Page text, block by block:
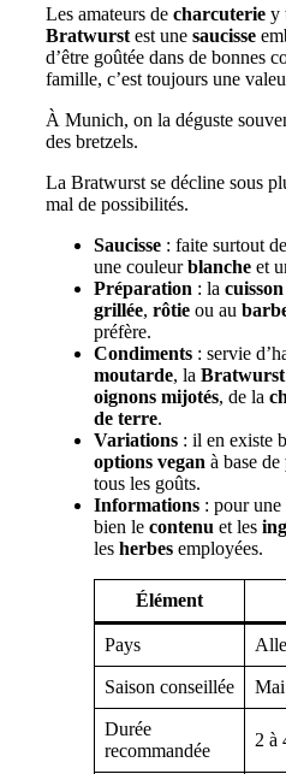
Les amateurs de charcuterie y
Bratwurstest une saucisse
d’être goûtée dans de bonnes
famille, c’est toujours une
À Munich, on la déguste
des bretzels.
La Bratwurst se décline sous
mal de possibilités.
Saucisse : faite surtout de
une couleurblanche et
Préparation : la cuisson
grillée, rôtie ou au
préfère.
Condiments : servie
moutarde, la Bratwurst
oignons mijotés, de la
de terre.
Variations : il en existe
options vegan à base de
tous les goûts.
Informations : pour une
bien le contenu et les
les herbes employées.
Élément
Pays
Saison conseillée Mai
Durée
recommandée
2 à